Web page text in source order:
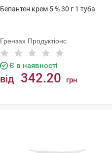
Бепантен крем 5 % 30 г 1 туба
Грензах Продуктіонс
Є в наявності
від 342.20 грн